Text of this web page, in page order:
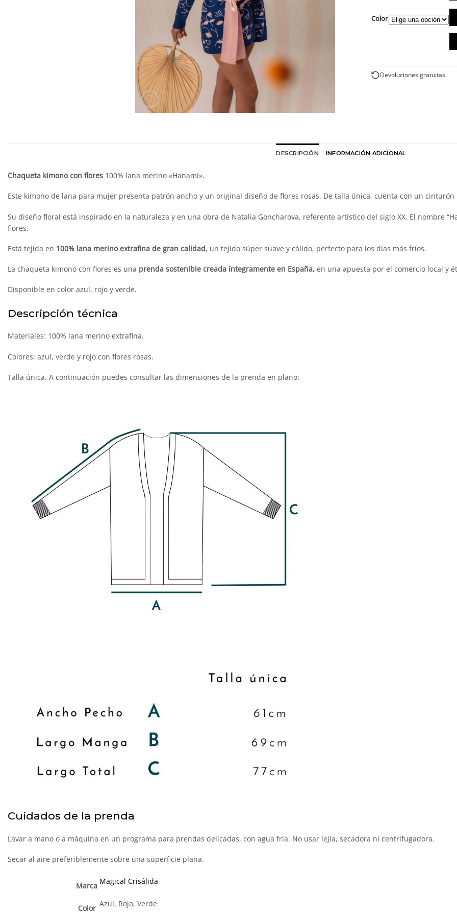
Color
Devoluciones gratuitas
DESCRIPCIÓN INFORMACIÓN ADICIONAL
Chaqueta kimono con flores 100% lana merino «Hanami».
Este kimono de lana para mujer presenta patrón ancho y un original diseño de flores rosas. De talla única, cuenta con un
Su diseño floral está inspirado en la naturaleza y en una obra de Natalia Goncharova, referente artístico del siglo XX. El nombre
flores.
Está tejida en 100% lana merino extrafina de gran calidad, un tejido súper suave y cálido, perfecto para los días más fríos.
La chaqueta kimono con flores es una prenda sostenible creada íntegramente en España, en una apuesta por el comercio local y
Disponible en color azul, rojo y verde.
Descripción técnica
Materiales: 100% lana merino extrafina.
Colores: azul, verde y rojo con flores rosas.
Talla única. A continuación puedes consultar las dimensiones de la prenda en plano:
Cuidados de la prenda
Lavar a mano o a máquina en un programa para prendas delicadas, con agua fría. No usar lejía, secadora ni centrifugadora.
Secar al aire preferiblemente sobre una superficie plana.
Marca Magical Crisálida
Color Azul, Rojo, Verde